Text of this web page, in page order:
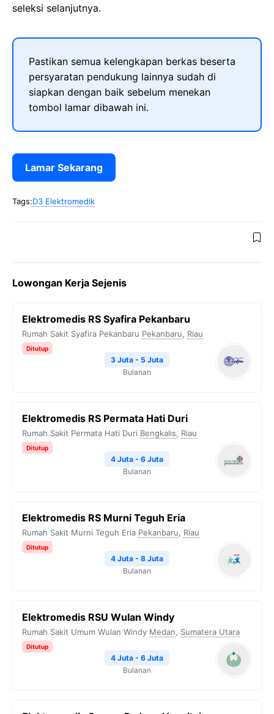
seleksi selanjutnya.
Pastikan semua kelengkapan berkas beserta
persyaratan pendukung lainnya sudah di
siapkan dengan baik sebelum menekan
tombol lamar dibawah ini.
Lamar Sekarang
Tags:D3 Elektromedik
Lowongan Kerja Sejenis
Elektromedis RS Syafira Pekanbaru
Rumah Sakit Syafira Pekanbaru Pekanbaru, Riau
Ditutup
3 Juta - 5 Juta
Bulanan
Elektromedis RS Permata Hati Duri
Rumah Sakit Permata Hati Duri Bengkalis, Riau
Ditutup
4 Juta - 6 Juta
Bulanan
Elektromedis RS Murni Teguh Eria
Rumah Sakit Murni Teguh Eria Pekanbaru, Riau
Ditutup
4 Juta - 8 Juta
Bulanan
Elektromedis RSU Wulan Windy
Rumah Sakit Umum Wulan Windy Medan, Sumatera Utara
Ditutup
4 Juta - 6 Juta
Bulanan